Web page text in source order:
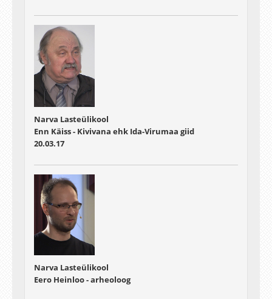
Narva Lasteülikool
Enn Käiss - Kivivana ehk Ida-Virumaa giid
20.03.17
Narva Lasteülikool
Eero Heinloo - arheoloog